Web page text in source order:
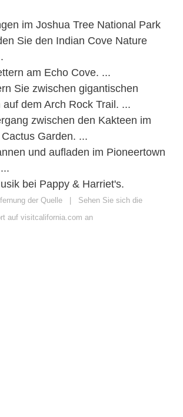
im Joshua Tree National Park
Sie den Indian Cove Nature
am Echo Cove. ...
Sie zwischen gigantischen
auf dem Arch Rock Trail. ...
zwischen den Kakteen im
Garden. ...
und aufladen im Pioneertown
bei Pappy & Harriet's.
der Quelle | Sehen Sie sich die
auf visitcalifornia.com an